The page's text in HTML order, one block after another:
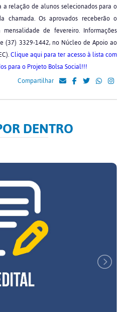
relação de alunos selecionados para o
chamada. Os aprovados receberão o
de fevereiro. Informações
(37) 3329-1442, no Núcleo de Apoio ao
Clique aqui para ter acesso à lista com
para o Projeto Bolsa Social!!!
Compartilhar
DENTRO